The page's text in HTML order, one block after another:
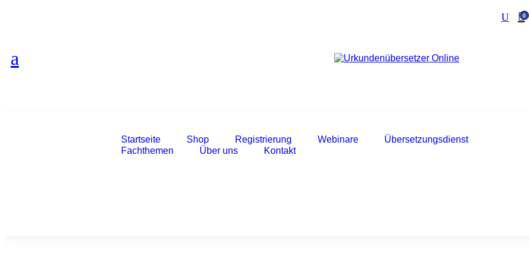
0
Startseite Shop Registrierung Webinare
Übersetzungsdienst
Fachthemen
Über uns Kontakt